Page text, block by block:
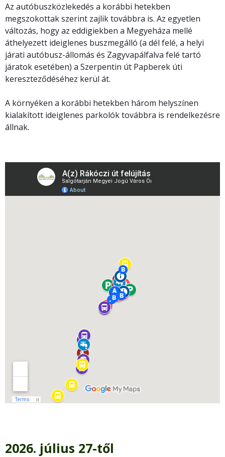
Az autóbuszközlekedés a korábbi hetekben
megszokottak szerint zajlik továbbra is. Az egyetlen
változás, hogy az eddigiekben a Megyeháza mellé
áthelyezett ideiglenes buszmegálló (a dél felé, a helyi
járati autóbusz-állomás és Zagyvapálfalva felé tartó
járatok esetében) a Szerpentin út Papberek úti
kereszteződéséhez kerül át.
A környéken a korábbi hetekben három helyszínen
kialakított ideiglenes parkolók továbbra is rendelkezésre
állnak.
2026. július 27-től